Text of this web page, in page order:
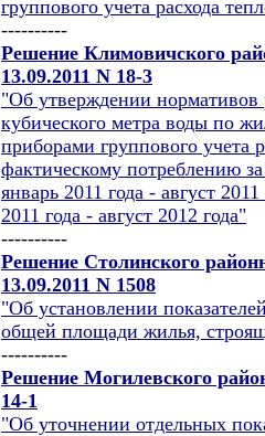
группового учета расхода
----------
Решение Климовичского
13.09.2011 N 18-3
"Об утверждении нормативов
кубического метра воды по
приборами группового учета
фактическому потреблению
январь 2011 года - август
2011 года - август 2012 года"
----------
Решение Столинского
13.09.2011 N 1508
"Об установлении
общей площади жилья,
----------
Решение Могилевского
14-1
"Об уточнении отдельных